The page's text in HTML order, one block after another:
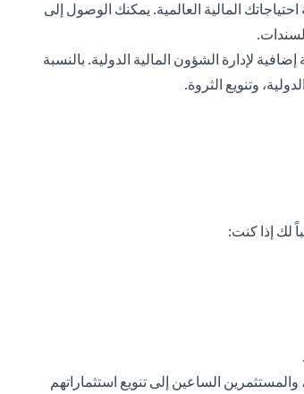
المالية العالمية. يمكنك الوصول إلى
لإدارة الشؤون المالية الدولية. بالنسبة
وتنويع الثروة.
لك إذا كنت:
الساعين إلى تنويع استثماراتهم